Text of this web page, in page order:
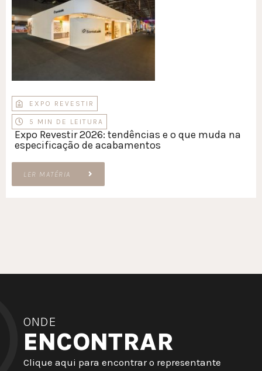
EXPO REVESTIR
5 MIN DE LEITURA
Expo Revestir 2026: tendências e o que muda na
especificação de acabamentos
LER MATÉRIA
ONDE
ENCONTRAR
Clique aqui para encontrar o representante